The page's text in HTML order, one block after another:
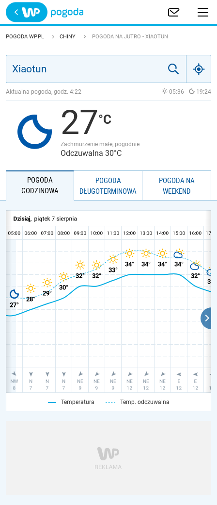
Trwa ładowanie
POLSKA
JAKOŚĆ POWIETRZA
POGODA WP.PL CHINY POGODA NA JUTRO - XIAOTUN
Aktualna pogoda, godz. 4:22 05:36 19:24
27
Zachmurzenie małe, pogodnie
Odczuwalna 30°C
POGODA
GODZINOWA
POGODA
DŁUGOTERMINOWA
POGODA NA
WEEKEND
Temperatura Temp. odczuwalna